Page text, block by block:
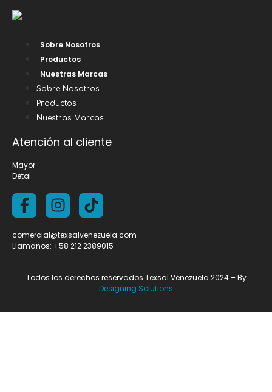
Sobre Nosotros
Productos
Nuestras Marcas
Sobre Nosotros
Productos
Nuestras Marcas
Atención al cliente
Mayor
Detal
comercial@texsalvenezuela.com
Llamanos: +58 212 2389015
Todos los derechos reservados Texsal Venezuela 2024 – By
Designing Solutions